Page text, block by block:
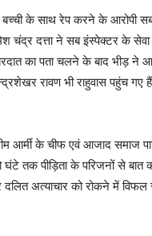
बच्ची के साथ रेप करने के आरोपी
चंद्र दत्ता ने सब इंस्पेक्टर के
का पता चलने के बाद भीड़ ने
रावण भी राहुवास पहुंच गए
आर्मी के चीफ एवं आजाद समाज
तक पीड़िता के परिजनों से बात
अत्याचार को रोकने में विफल